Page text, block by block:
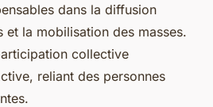
dans la diffusion
et la mobilisation des masses.
collective
reliant des personnes